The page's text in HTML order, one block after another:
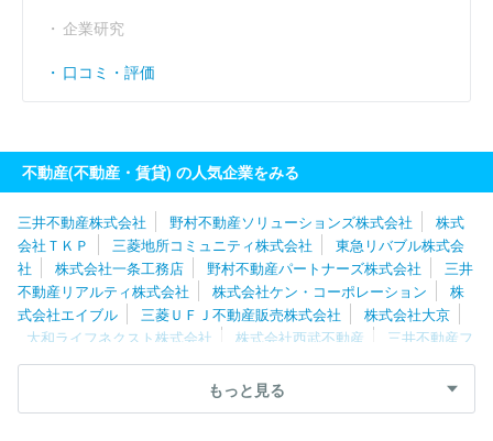
企業研究
口コミ・評価
不動産(不動産・賃貸) の人気企業をみる
三井不動産株式会社 野村不動産ソリューションズ株式会社
株式
会社ＴＫＰ
三菱地所コミュニティ株式会社
東急リバブル株式会
社
株式会社一条工務店 野村不動産パートナーズ株式会社
三井
不動産リアルティ株式会社
株式会社ケン・コーポレーション
株
式会社エイブル
三菱ＵＦＪ不動産販売株式会社
株式会社大京
大和ライフネクスト株式会社
株式会社西武不動産
三井不動産フ
ァシリティーズ株式会社
東京不動産管理株式会社
株式会社共立
伊藤忠アーバンコミュニティ株式会社
帝国不動産
株式会社
もっと見る